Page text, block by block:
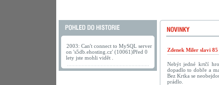
2003: Can't connect to MySQL server
on 's5db.ehosting.cz' (10061)Před 0
lety jste mohli vidět .
Zdenek Miler slavi
Nebýt jedné krtčí
dopadlo to dobře a
Bez Krtka se
prádlo.